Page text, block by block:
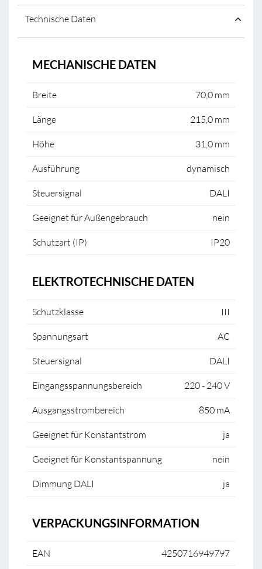
Technische Daten
MECHANISCHE DATEN
Breite 70,0 mm
Länge 215,0 mm
Höhe 31,0 mm
Ausführung dynamisch
Steuersignal DALI
Geeignet für Außengebrauch nein
Schutzart (IP) IP20
ELEKTROTECHNISCHE DATEN
Schutzklasse III
Spannungsart AC
Steuersignal DALI
Eingangsspannungsbereich 220 - 240 V
Ausgangsstrombereich 850 mA
Geeignet für Konstantstrom ja
Geeignet für Konstantspannung nein
Dimmung DALI ja
VERPACKUNGSINFORMATION
EAN 4250716949797